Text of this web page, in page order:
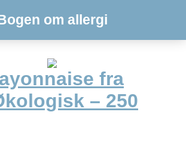
om allergi
fra
– 250